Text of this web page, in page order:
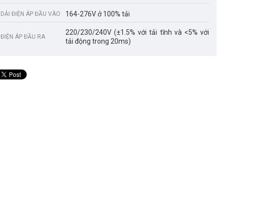
DẢI ĐIỆN ÁP ĐẦU VÀO 164-276V ở 100% tải
ĐIỆN ÁP ĐẦU RA
220/230/240V (±1.5% với tải tĩnh và <5% với
tải động trong 20ms)